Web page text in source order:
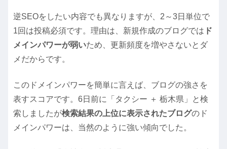
逆SEOをしたい内容でも異なりますが、2～3日単位で
1回は投稿必須です。理由は、新規作成のブログでは ド
メインパワーが弱いため、更新頻度を増やさないとダ
メだからです。
このドメインパワーを簡単に言えば、ブログの強さを
表すスコアです。6日前に「タクシー ＋ 栃木県」と検
索しましたが検索結果の上位に表示されたブログのド
メインパワーは、当然のように強い傾向でした。